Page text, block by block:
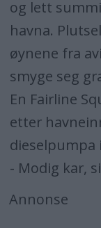
og lett
havna.
øynene fra
smyge seg
En Fairline
etter
dieselpumpa
- Modig kar,
Annonse